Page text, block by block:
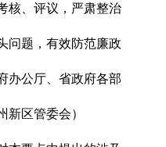
核、评议，严肃整治
问题，有效防范廉政
办公厅、省政府各部
新区管委会）